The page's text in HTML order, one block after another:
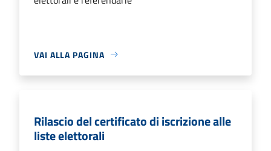
VAI ALLA PAGINA
Rilascio del certificato di iscrizione alle
liste elettorali